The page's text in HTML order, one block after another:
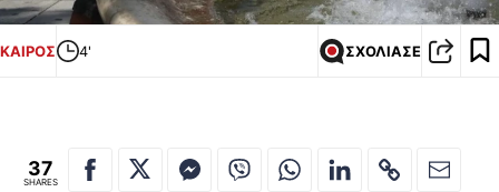
ΚΑΙΡΟΣ 4' ΣΧΟΛΙΑΣΕ
37
SHARES